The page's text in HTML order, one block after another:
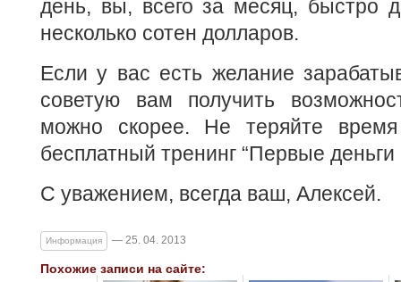
день, вы, всего за месяц, быстро
несколько сотен долларов.
Если у вас есть желание
советую вам получить
можно скорее. Не теряйте
бесплатный тренинг “Первые деньги
С уважением, всегда ваш, Алексей.
Информация — 25. 04. 2013
Похожие записи на сайте: